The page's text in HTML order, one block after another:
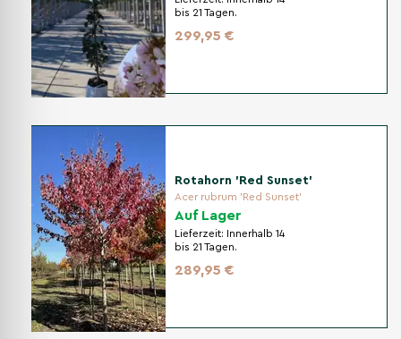
bis 21 Tagen.
299,95 €
Rotahorn 'Red Sunset'
Acer rubrum 'Red Sunset'
Auf Lager
Lieferzeit:
Innerhalb 14
bis 21 Tagen.
289,95 €